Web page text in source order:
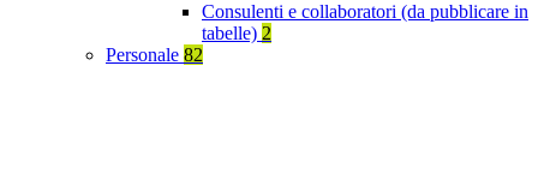
Consulenti e collaboratori (da pubblicare in
tabelle) 2
Personale 82